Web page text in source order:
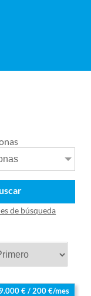
de búsqueda
€ / 200 €/mes